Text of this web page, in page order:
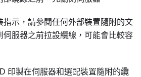
指示，請參閱任何外部裝置隨附的文
伺服器之前拉設纜線，可能會比較容
印製在伺服器和選配裝置隨附的纜